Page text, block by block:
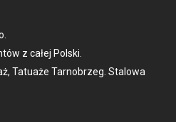
z całej Polski.
Tatuaże Tarnobrzeg. Stalowa